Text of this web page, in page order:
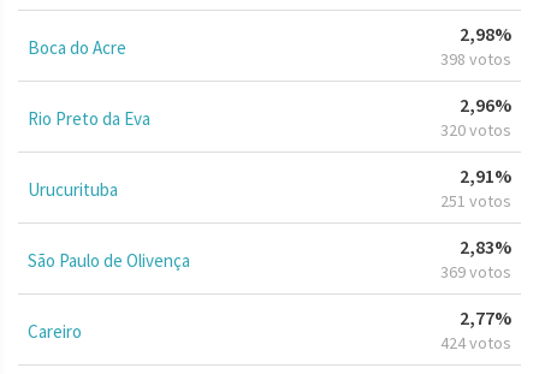
Boca do Acre
2,98%
398 votos
Rio Preto da Eva
2,96%
320 votos
Urucurituba
2,91%
251 votos
São Paulo de Olivença
2,83%
369 votos
Careiro
2,77%
424 votos